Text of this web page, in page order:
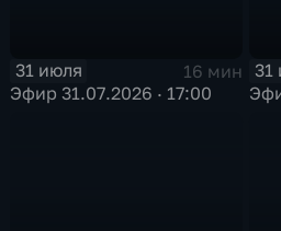
31 июля
16 мин
Эфир 31.07.2026 · 17:00
31